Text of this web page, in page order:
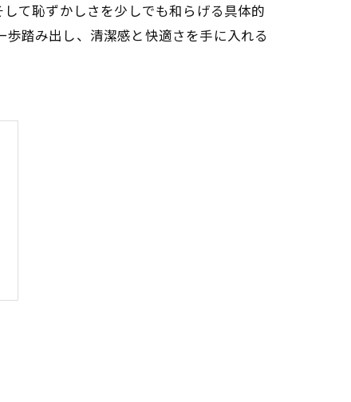
て恥ずかしさを少しでも和らげる具体的
踏み出し、清潔感と快適さを手に入れる